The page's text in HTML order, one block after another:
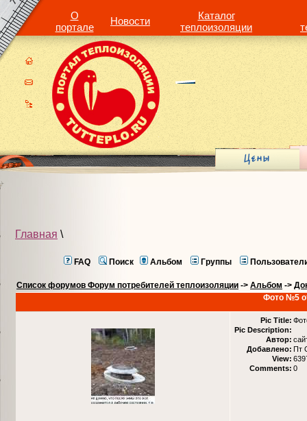
О
портале
Новости
Каталог
теплоизоляции
Главная \
FAQ Поиск Альбом Группы
Список форумов Форум потребителей теплоизоляции -> Альбом ->
Фото №5
Pic Title:
Pic Description:
Автор:
Добавлено: Пт
View:
Comments: 0